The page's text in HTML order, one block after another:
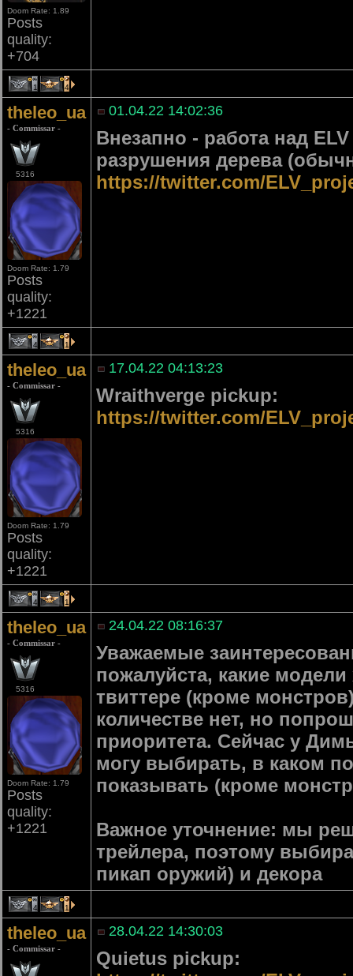
Doom Rate: 1.89
Posts
quality:
+704
1 4
theleo_ua
- Commissar -
5316
Doom Rate: 1.79
Posts
quality:
+1221
01.04.22 14:02:36
Внезапно - работа над
разрушения дерева
https://twitter.com/
4 1
theleo_ua
- Commissar -
5316
Doom Rate: 1.79
Posts
quality:
+1221
17.04.22 04:13:23
Wraithverge pickup:
https://twitter.com/
4 1
theleo_ua
- Commissar -
5316
Doom Rate: 1.79
Posts
quality:
+1221
24.04.22 08:16:37
Уважаемые
пожалуйста, какие
твиттере (кроме
количестве нет, но
приоритета. Сейчас у
могу выбирать, в каком
показывать (кроме
Важное уточнение: мы
трейлера, поэтому
пикап оружий) и декора
4 1
theleo_ua
- Commissar -
28.04.22 14:30:03
Quietus pickup: